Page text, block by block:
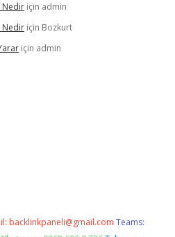
Nedir için admin
Nedir için Bozkurt
için admin
backlinkpaneli@gmail.com Teams: